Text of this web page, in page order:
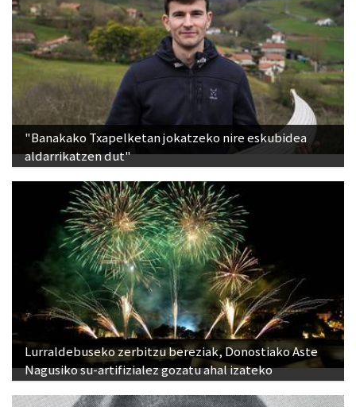
"Banakako Txapelketan jokatzeko nire eskubidea
aldarrikatzen dut"
Lurraldebuseko zerbitzu bereziak, Donostiako Aste
Nagusiko su-artifizialez gozatu ahal izateko